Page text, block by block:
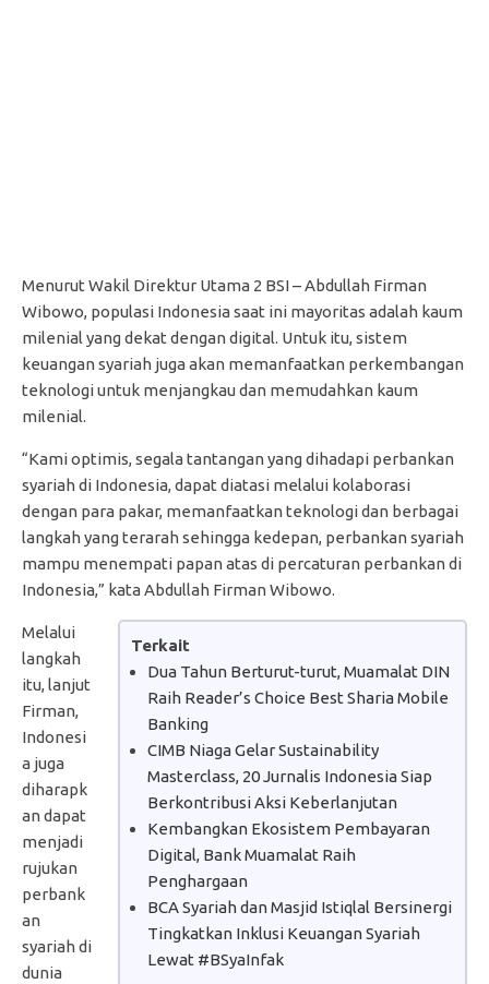
Menurut Wakil Direktur Utama 2 BSI – Abdullah Firman
Wibowo, populasi Indonesia saat ini mayoritas adalah kaum
milenial yang dekat dengan digital. Untuk itu, sistem
keuangan syariah juga akan memanfaatkan perkembangan
teknologi untuk menjangkau dan memudahkan kaum
milenial.
“Kami optimis, segala tantangan yang dihadapi perbankan
syariah di Indonesia, dapat diatasi melalui kolaborasi
dengan para pakar, memanfaatkan teknologi dan berbagai
langkah yang terarah sehingga kedepan, perbankan syariah
mampu menempati papan atas di percaturan perbankan di
Indonesia,” kata Abdullah Firman Wibowo.
Terkait
Dua Tahun Berturut-turut, Muamalat DIN
Raih Reader’s Choice Best Sharia Mobile
Banking
CIMB Niaga Gelar Sustainability
Masterclass, 20 Jurnalis Indonesia Siap
Berkontribusi Aksi Keberlanjutan
Kembangkan Ekosistem Pembayaran
Digital, Bank Muamalat Raih
Penghargaan
BCA Syariah dan Masjid Istiqlal Bersinergi
Tingkatkan Inklusi Keuangan Syariah
Lewat #BSyaInfak
Melalui
langkah
itu, lanjut
Firman,
Indonesi
a juga
diharapk
an dapat
menjadi
rujukan
perbank
an
syariah di
dunia